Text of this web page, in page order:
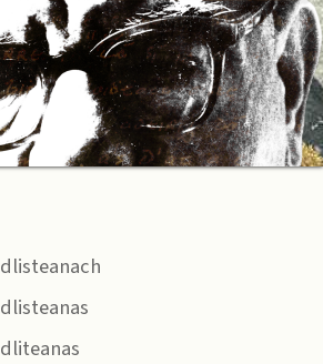
dlisteanach
dlisteanas
dliteanas